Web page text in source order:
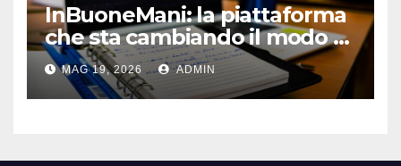
InBuoneMani: la piattaforma
che sta cambiando il modo di
prenotare osteopati e
fisioterapisti
MAG 19, 2026 ADMIN